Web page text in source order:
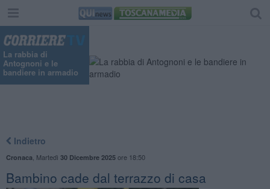
La rabbia di
Antognoni e le
bandiere in armadio
Indietro
Cronaca Martedì 30 Dicembre 2025ore 18:50
Bambino cade dal terrazzo di casa